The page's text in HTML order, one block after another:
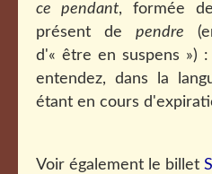
ce pendant, formée
présent de pendre
d'« être en suspens »)
entendez, dans la
étant en cours
Voir également le billet